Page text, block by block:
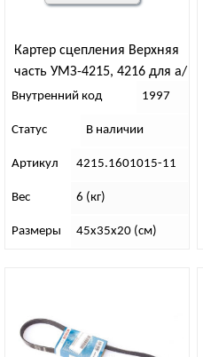
Картер сцепления Верхняя
часть УМЗ-4215, 4216 для а/
м Газел_ь н/о
Внутренний код 1997
Статус В наличии
Артикул 4215.1601015-11
Вес 6 (кг)
Размеры 45х35х20 (см)